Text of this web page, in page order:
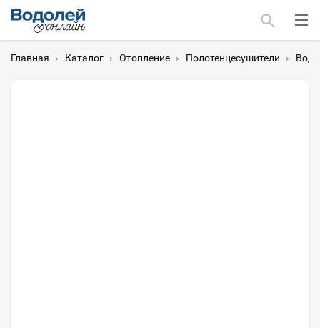
Главная › Каталог › Отопление › Полотенцесушители ›